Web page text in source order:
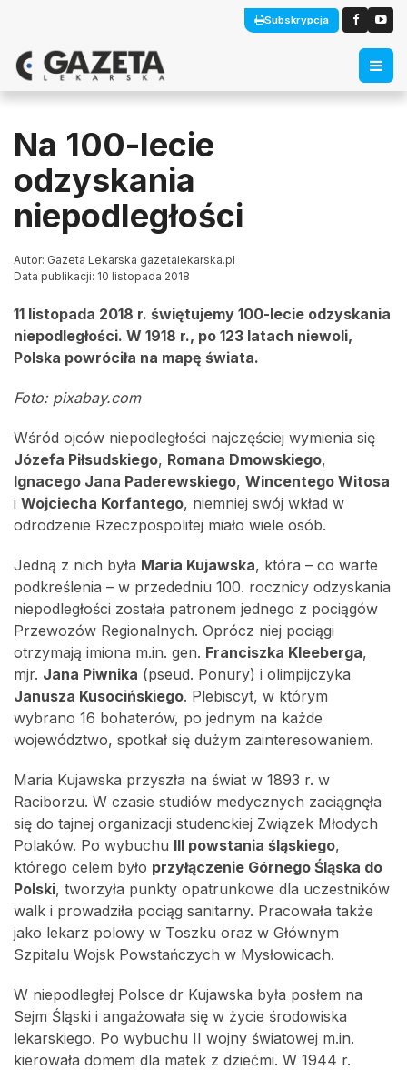
Subskrypcja
Na 100-lecie
odzyskania
niepodległości
Autor: Gazeta Lekarska gazetalekarska.pl
Data publikacji: 10 listopada 2018
11 listopada 2018 r. świętujemy 100-lecie odzyskania
niepodległości. W 1918 r., po 123 latach niewoli,
Polska powróciła na mapę świata.
Foto: pixabay.com
Wśród ojców niepodległości najczęściej wymienia się
Józefa Piłsudskiego, Romana Dmowskiego,
Ignacego Jana Paderewskiego, Wincentego Witosa
i Wojciecha Korfantego, niemniej swój wkład w
odrodzenie Rzeczpospolitej miało wiele osób.
Jedną z nich była Maria Kujawska, która – co warte
podkreślenia – w przededniu 100. rocznicy odzyskania
niepodległości została patronem jednego z pociągów
Przewozów Regionalnych. Oprócz niej pociągi
otrzymają imiona m.in. gen. Franciszka Kleeberga,
mjr. Jana Piwnika (pseud. Ponury) i olimpijczyka
Janusza Kusocińskiego. Plebiscyt, w którym
wybrano 16 bohaterów, po jednym na każde
województwo, spotkał się dużym zainteresowaniem.
Maria Kujawska przyszła na świat w 1893 r. w
Raciborzu. W czasie studiów medycznych zaciągnęła
się do tajnej organizacji studenckiej Związek Młodych
Polaków. Po wybuchu III powstania śląskiego,
którego celem było przyłączenie Górnego Śląska do
Polski, tworzyła punkty opatrunkowe dla uczestników
walk i prowadziła pociąg sanitarny. Pracowała także
jako lekarz polowy w Toszku oraz w Głównym
Szpitalu Wojsk Powstańczych w Mysłowicach.
W niepodległej Polsce dr Kujawska była posłem na
Sejm Śląski i angażowała się w życie środowiska
lekarskiego. Po wybuchu II wojny światowej m.in.
kierowała domem dla matek z dziećmi. W 1944 r.